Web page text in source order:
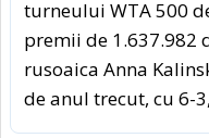
turneului WTA 500
premii de 1.637.982
rusoaica Anna
de anul trecut, cu 6-